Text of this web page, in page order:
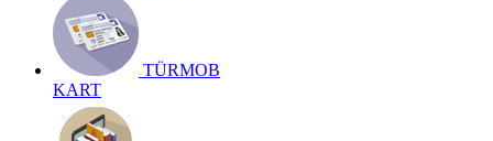
TÜRMOB
KART